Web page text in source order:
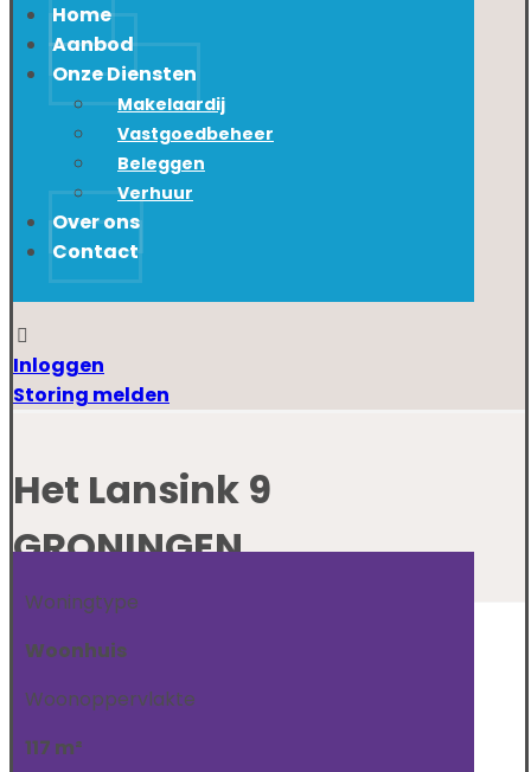
Home
Aanbod
Onze Diensten
Makelaardij
Vastgoedbeheer
Beleggen
Verhuur
Over ons
Contact
Inloggen
Storing melden
Het Lansink 9
GRONINGEN
Woningtype
Woonhuis
Woonoppervlakte
117 m²